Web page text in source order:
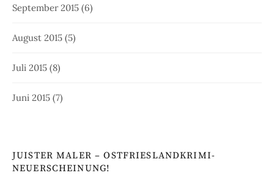
September 2015 (6)
August 2015 (5)
Juli 2015 (8)
Juni 2015 (7)
JUISTER MALER – OSTFRIESLANDKRIMI-
NEUERSCHEINUNG!